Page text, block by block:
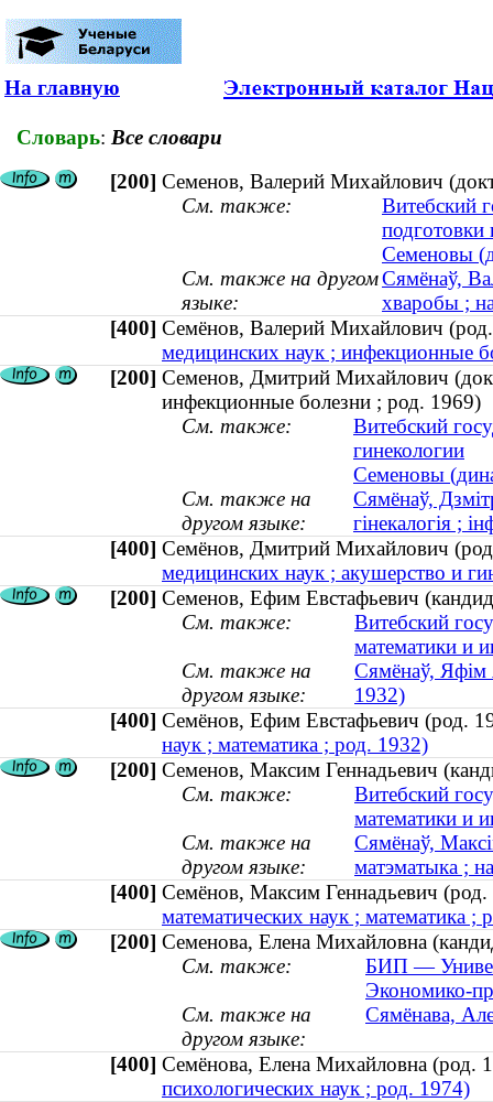
На главную
Словарь: Все словари
[200] Семенов, Валерий Михайлович
См. также:
Витебский
Семеновы
См. также на другом
языке:
Сямёнаў,
хваробы ;
[400] Семёнов, Валерий Михайлович
медицинских наук ; инфекционные
[200] Семенов, Дмитрий Михайлович
инфекционные болезни ; род. 1969)
См. также:
Витебский
гинекологии
Семеновы
См. также на
другом языке:
Сямёнаў,
гінекалогія ;
[400] Семёнов, Дмитрий Михайлович
медицинских наук ; акушерство и
[200] Семенов, Ефим Евстафьевич
См. также:
Витебский
математики и
См. также на
другом языке:
Сямёнаў, Яфім
1932)
[400] Семёнов, Ефим Евстафьевич (род.
наук ; математика ; род. 1932)
[200] Семенов, Максим Геннадьевич
См. также:
Витебский
математики и
См. также на
другом языке:
Сямёнаў,
матэматыка ;
[400] Семёнов, Максим Геннадьевич
математических наук ; математика ;
[200] Семенова, Елена Михайловна
См. также:
БИП —
Экономико-
См. также на
другом языке:
Сямёнава,
[400] Семёнова, Елена Михайловна
психологических наук ; род. 1974)